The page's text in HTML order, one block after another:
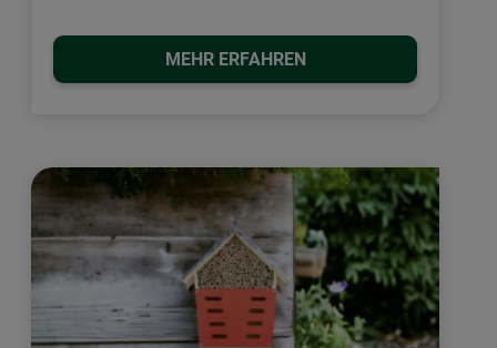
MEHR ERFAHREN